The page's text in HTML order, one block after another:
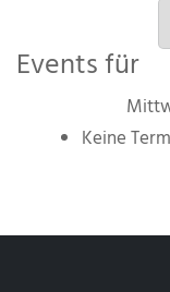
Events für
Keine